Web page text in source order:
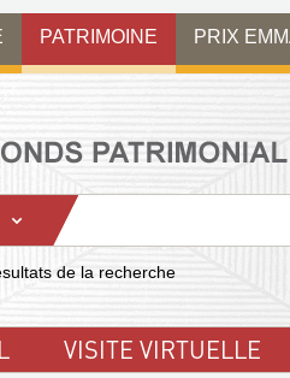
PATRIMOINE PRIX
de la recherche
VISITE VIRTUELLE